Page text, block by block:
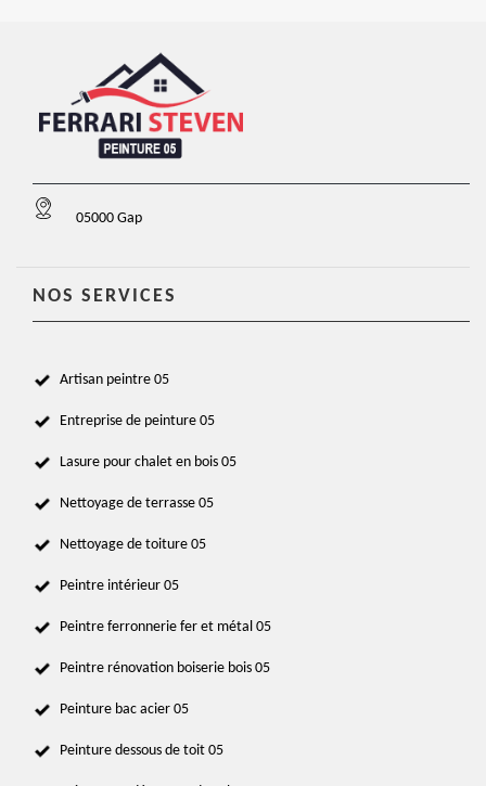
05000 Gap
NOS SERVICES
Artisan peintre 05
Entreprise de peinture 05
Lasure pour chalet en bois 05
Nettoyage de terrasse 05
Nettoyage de toiture 05
Peintre intérieur 05
Peintre ferronnerie fer et métal 05
Peintre rénovation boiserie bois 05
Peinture bac acier 05
Peinture dessous de toit 05